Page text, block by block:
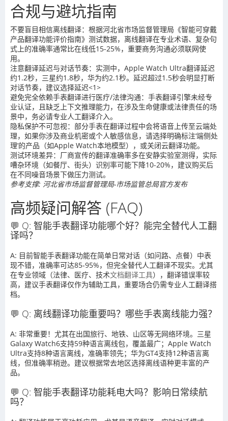
合规与避坑指南
不要盲目相信离线翻译：根据河北省市场监督管理局《智能可穿戴
产品翻译功能评价指南》测试数据，离线翻译在专业术语、复杂句
式上的准确率通常比在线低15-25%，重要商务沟通必须联网使
用。
注意翻译延迟与对话节奏：实测中，Apple Watch Ultra翻译延迟
约1.2秒，三星约1.8秒，华为约2.1秒。延迟超过1.5秒会明显打断
对话节奏，建议选择延迟<1>
避免完全依赖手表翻译进行医疗/法律沟通：手表翻译引擎未经专
业认证，且缺乏上下文推理能力，在涉及生命健康或法律责任的场
景中，务必请专业人工翻译介入。
隐私保护不可忽视：部分手表在翻译过程中会将语音上传至云端处
理，如果你涉及商业机密或个人敏感信息，请选择明确标注‘端侧处
理’的产品（如Apple Watch本地模型），或关闭云翻译功能。
测试环境差异：厂商宣传的翻译准确率多在安静实验室测得，实际
嘈杂环境（如餐厅、街头）识别率可能下降10-20%，建议购买后
在不同噪音场景下做压力测试。
参考支撑: 河北省市场监督管理局-市场监管总局官方发布
高频疑问解答 (FAQ)
💬 Q: 智能手表翻译功能哪个好？能完全替代人工翻
译吗？
A: 目前智能手表翻译功能在简单日常对话（如问路、点餐）中表
现不错，准确率可达85-95%，但完全替代人工翻译不现实。尤其
在专业领域（法律、医疗、技术文档翻译工具），翻译错误率较
高，建议手表翻译仅作为辅助工具，重要场合仍需专业人工翻译搭
档。
💬 Q: 离线翻译功能重要吗？哪些手表离线能力强？
A: 非常重要！尤其在出国旅行、地铁、山区等无网络环境。三星
Galaxy Watch6支持59种语言离线包，覆盖最广；Apple Watch
Ultra支持8种语言离线，准确率领先；华为GT4支持12种语言离
线，但准确率稍逊。建议根据常去地区选择离线语种更丰富的产
品。
💬 Q: 智能手表翻译功能耗电大吗？影响日常续航
吗？